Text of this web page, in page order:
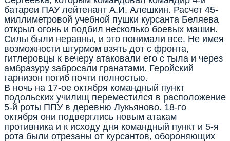
батареи ПАУ лейтенант А.И. Алешкин. Расчет 45-
миллиметровой учебной пушки курсанта Беляева
открыл огонь и подбил несколько боевых машин.
Силы были неравны, и это понимали все. Не имея
возможности штурмом взять дот с фронта,
гитлеровцы к вечеру атаковали его с тыла и через
амбразуру забросали гранатами. Геройский
гарнизон погиб почти полностью.
В ночь на 17-ое октября командный пункт
подольских училищ переместился в расположение
5-й роты ППУ в деревню Лукьяново. 18-го
октября они подверглись новым атакам
противника и к исходу дня командный пункт и 5-я
рота были отрезаны от курсантов, обороняющих